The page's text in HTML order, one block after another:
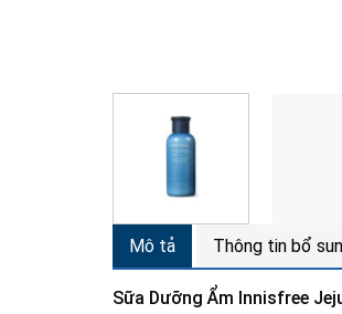
Mô tả Thông tin bổ
Sữa Dưỡng Ẩm Innisfree